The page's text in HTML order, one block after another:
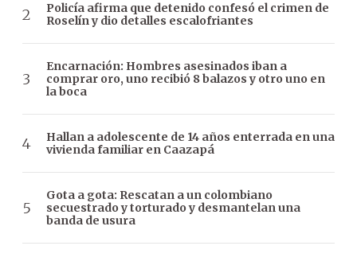
Policía afirma que detenido confesó el crimen de
Roselín y dio detalles escalofriantes
Encarnación: Hombres asesinados iban a
comprar oro, uno recibió 8 balazos y otro uno en
la boca
Hallan a adolescente de 14 años enterrada en una
vivienda familiar en Caazapá
Gota a gota: Rescatan a un colombiano
secuestrado y torturado y desmantelan una
banda de usura